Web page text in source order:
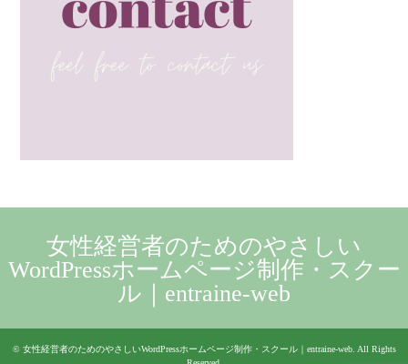
女性経営者のためのやさしい
WordPressホームページ制作・スクー
ル｜entraine-web
© 女性経営者のためのやさしいWordPressホームページ制作・スクール｜entraine-web. All Rights